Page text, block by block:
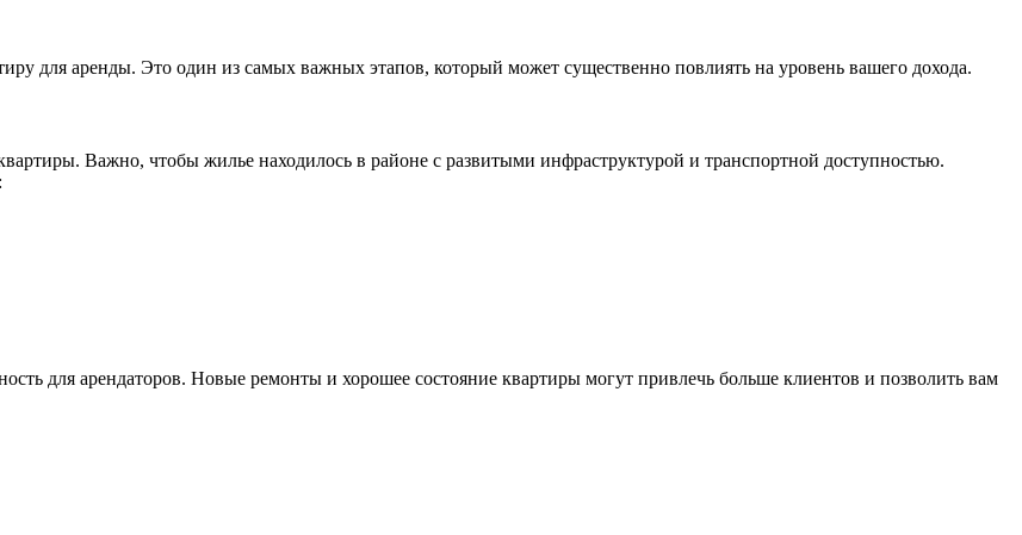
для аренды. Это один из самых важных этапов, который может существенно повлиять на уровень вашего дохода.
Важно, чтобы жилье находилось в районе с развитыми инфраструктурой и транспортной доступностью.
для арендаторов. Новые ремонты и хорошее состояние квартиры могут привлечь больше клиентов и позволить вам